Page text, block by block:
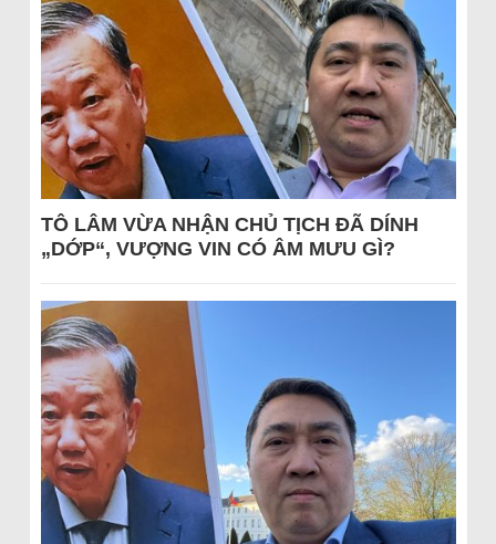
TÔ LÂM VỪA NHẬN CHỦ TỊCH ĐÃ DÍNH
„DỚP“, VƯỢNG VIN CÓ ÂM MƯU GÌ?